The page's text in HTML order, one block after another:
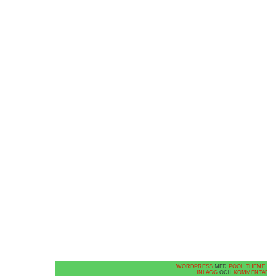
WORDPRESS MED POOL THEME
INLÄGGOCH